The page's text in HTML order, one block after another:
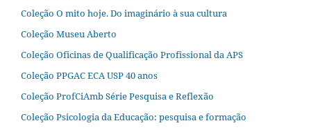
Coleção O mito hoje. Do imaginário à sua cultura
Coleção Museu Aberto
Coleção Oficinas de Qualificação Profissional da APS
Coleção PPGAC ECA USP 40 anos
Coleção ProfCiAmb Série Pesquisa e Reflexão
Coleção Psicologia da Educação: pesquisa e formação